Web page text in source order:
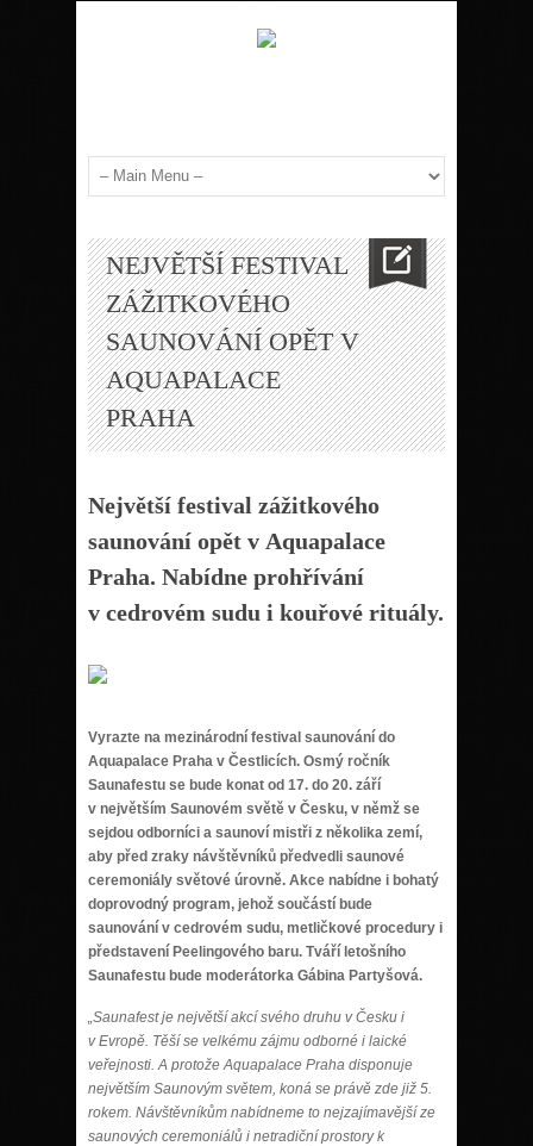
NEJVĚTŠÍ FESTIVAL
ZÁŽITKOVÉHO
SAUNOVÁNÍ OPĚT V
AQUAPALACE
PRAHA
Největší festival zážitkového
saunování opět v Aquapalace
Praha. Nabídne prohřívání
v cedrovém sudu i kouřové rituály.
Vyrazte na mezinárodní festival saunování do
Aquapalace Praha v Čestlicích. Osmý ročník
Saunafestu se bude konat od 17. do 20. září
v největším Saunovém světě v Česku, v němž se
sejdou odborníci a saunoví mistři z několika zemí,
aby před zraky návštěvníků předvedli saunové
ceremoniály světové úrovně. Akce nabídne i bohatý
doprovodný program, jehož součástí bude
saunování v cedrovém sudu, metličkové procedury i
představení Peelingového baru. Tváří letošního
Saunafestu bude moderátorka Gábina Partyšová.
„Saunafest je největší akcí svého druhu v Česku i
v Evropě. Těší se velkému zájmu odborné i laické
veřejnosti. A protože Aquapalace Praha disponuje
největším Saunovým světem, koná se právě zde již 5.
rokem. Návštěvníkům nabídneme to nejzajímavější ze
saunových ceremoniálů i netradiční prostory k